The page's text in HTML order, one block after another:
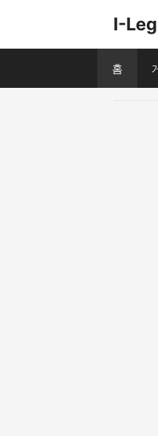
I-
홈